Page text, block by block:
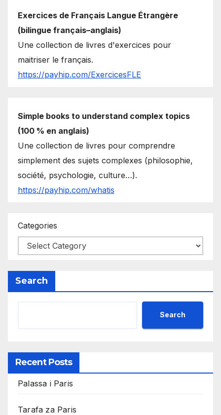
Exercices de Français Langue Étrangère
(bilingue français–anglais)
Une collection de livres d'exercices pour
maitriser le français.
https://payhip.com/ExercicesFLE
Simple books to understand complex topics
(100 % en anglais)
Une collection de livres pour comprendre
simplement des sujets complexes (philosophie,
société, psychologie, culture…).
https://payhip.com/whatis
Categories
Search
Search
Recent Posts
Palassa i Paris
Tarafa za Paris